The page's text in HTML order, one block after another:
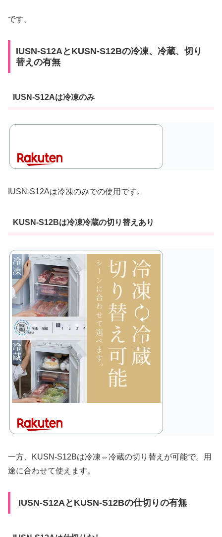
です。
IUSN-S12AとKUSN-S12Bの冷凍、冷蔵、切り
替えの有無
IUSN-S12Aは冷凍のみ
IUSN-S12Aは冷凍のみでの使用です。
KUSN-S12Bは冷凍冷蔵の切り替えあり
一方、KUSN-S12Bは冷凍⇔冷蔵の切り替えが可能で。用
途に合わせて使えます。
IUSN-S12AとKUSN-S12Bの仕切りの有無